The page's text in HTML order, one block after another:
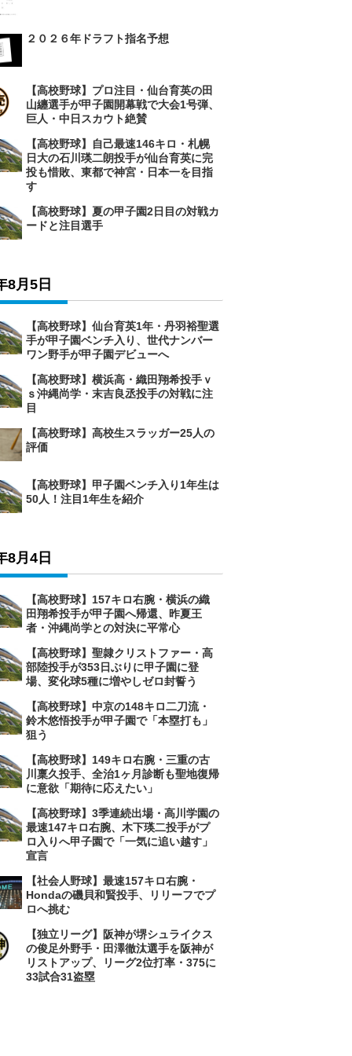
２０２６年ドラフト指名予想
【高校野球】プロ注目・仙台育英の田
山纏選手が甲子園開幕戦で大会1号弾、
巨人・中日スカウト絶賛
【高校野球】自己最速146キロ・札幌
日大の石川瑛二朗投手が仙台育英に完
投も惜敗、東都で神宮・日本一を目指
す
【高校野球】夏の甲子園2日目の対戦カ
ードと注目選手
8月5日
【高校野球】仙台育英1年・丹羽裕聖選
手が甲子園ベンチ入り、世代ナンバー
ワン野手が甲子園デビューへ
【高校野球】横浜高・織田翔希投手ｖ
ｓ沖縄尚学・末吉良丞投手の対戦に注
目
【高校野球】高校生スラッガー25人の
評価
【高校野球】甲子園ベンチ入り1年生は
50人！注目1年生を紹介
8月4日
【高校野球】157キロ右腕・横浜の織
田翔希投手が甲子園へ帰還、昨夏王
者・沖縄尚学との対決に平常心
【高校野球】聖隷クリストファー・高
部陸投手が353日ぶりに甲子園に登
場、変化球5種に増やしゼロ封誓う
【高校野球】中京の148キロ二刀流・
鈴木悠悟投手が甲子園で「本塁打も」
狙う
【高校野球】149キロ右腕・三重の古
川稟久投手、全治1ヶ月診断も聖地復帰
に意欲「期待に応えたい」
【高校野球】3季連続出場・高川学園の
最速147キロ右腕、木下瑛二投手がプ
ロ入りへ甲子園で「一気に追い越す」
宣言
【社会人野球】最速157キロ右腕・
Hondaの磯貝和賢投手、リリーフでプ
ロへ挑む
【独立リーグ】阪神が堺シュライクス
の俊足外野手・田澤徹汰選手を阪神が
リストアップ、リーグ2位打率・375に
33試合31盗塁